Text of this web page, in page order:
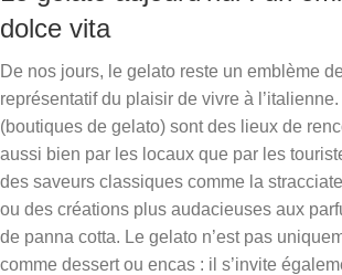
dolce vita
De nos jours, le gelato reste un emblème
représentatif du plaisir de vivre à
(boutiques de gelato) sont des lieux de
aussi bien par les locaux que par les
des saveurs classiques comme la
ou des créations plus audacieuses aux
de panna cotta. Le gelato n’est pas
comme dessert ou encas : il s’invite